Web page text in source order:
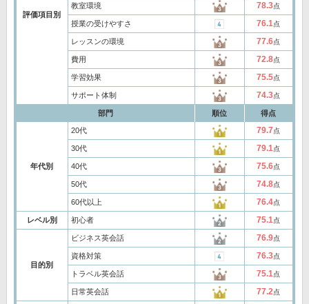
評価項目別
教室環境 78.3点
授業の受けやすさ 76.1点
レッスンの環境 77.6点
費用 72.8点
学習効果 75.5点
サポート体制 74.3点
部門 順位 得点
年代別
20代 79.7点
30代 79.1点
40代 75.6点
50代 74.8点
60代以上 76.4点
レベル別 初心者 75.1点
目的別
ビジネス英会話 76.9点
資格対策 76.3点
トラベル英会話 75.1点
日常英会話 77.2点